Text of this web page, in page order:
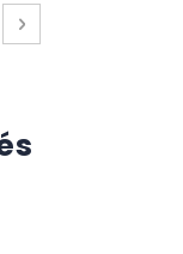
page
Page
Suivant